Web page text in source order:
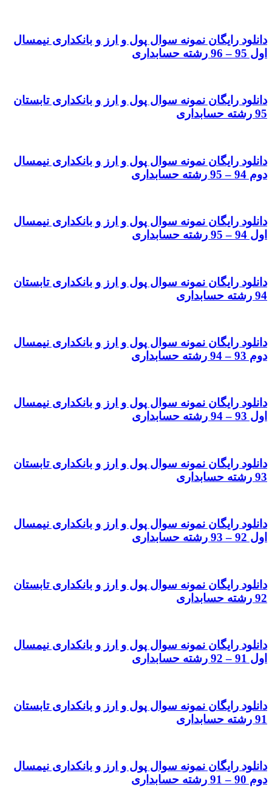
دانلود رایگان نمونه سوال پول و ارز و بانکداری نیمسال
اول 95 – 96 رشته حسابداری
دانلود رایگان نمونه سوال پول و ارز و بانکداری تابستان
95 رشته حسابداری
دانلود رایگان نمونه سوال پول و ارز و بانکداری نیمسال
دوم 94 – 95 رشته حسابداری
دانلود رایگان نمونه سوال پول و ارز و بانکداری نیمسال
اول 94 – 95 رشته حسابداری
دانلود رایگان نمونه سوال پول و ارز و بانکداری تابستان
94 رشته حسابداری
دانلود رایگان نمونه سوال پول و ارز و بانکداری نیمسال
دوم 93 – 94 رشته حسابداری
دانلود رایگان نمونه سوال پول و ارز و بانکداری نیمسال
اول 93 – 94 رشته حسابداری
دانلود رایگان نمونه سوال پول و ارز و بانکداری تابستان
93 رشته حسابداری
دانلود رایگان نمونه سوال پول و ارز و بانکداری نیمسال
اول 92 – 93 رشته حسابداری
دانلود رایگان نمونه سوال پول و ارز و بانکداری تابستان
92 رشته حسابداری
دانلود رایگان نمونه سوال پول و ارز و بانکداری نیمسال
اول 91 – 92 رشته حسابداری
دانلود رایگان نمونه سوال پول و ارز و بانکداری تابستان
91 رشته حسابداری
دانلود رایگان نمونه سوال پول و ارز و بانکداری نیمسال
دوم 90 – 91 رشته حسابداری